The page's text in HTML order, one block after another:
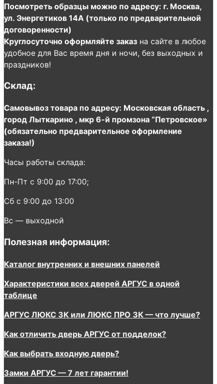
Посмотреть образцы можно по адресу: г. Москва,
ул. Энергетиков 14А (только по предварительной
договоренности)
Круглосуточно оформляйте заказ на сайте в любое
удобное для Вас время дня и ночи, без выходных и
праздников!
Склад:
Самовывоз товара по адресу: Московская область ,
город Лыткарино , мкр 6-й промзона “Петровское»
(обязательно предварительное оформление
заказа!)
Часы работы склада:
Пн-Пт с 9:00 до 17:00;
Сб с 9:00 до 13:00
Вс — выходной
Полезная информация:
Каталог внутренних и внешних панелей
Характеристики всех дверей АРГУС в одной
таблице
АРГУС ЛЮКС 3К или ЛЮКС ПРО 3К — что лучше?
Как отличить дверь АРГУС от подделок?
Как выбрать входную дверь?
Замки АРГУС — 7 лет гарантии!